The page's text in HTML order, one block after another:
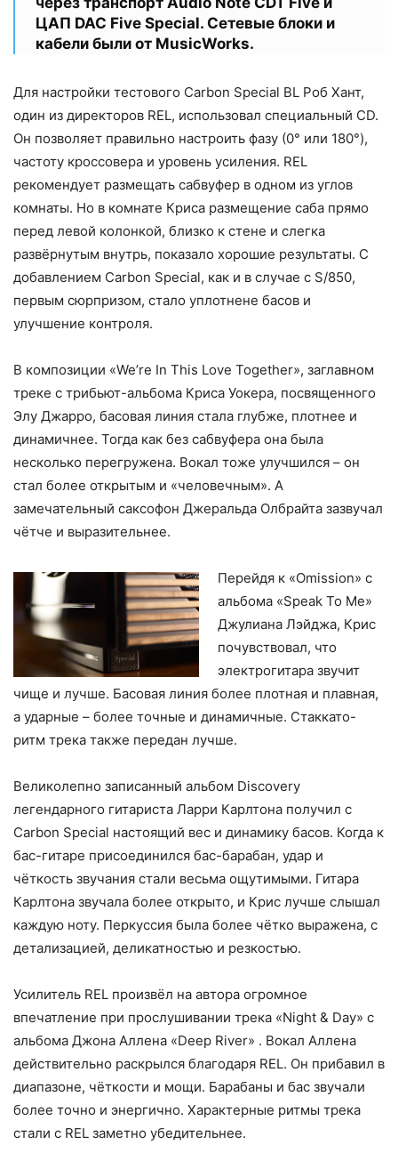
ЦАП DAC Five Special. Сетевые блоки и
кабели были от MusicWorks.
Для настройки тестового Carbon Special BL Роб Хант,
один из директоров REL, использовал специальный CD.
Он позволяет правильно настроить фазу (0° или 180°),
частоту кроссовера и уровень усиления. REL
рекомендует размещать сабвуфер в одном из углов
комнаты. Но в комнате Криса размещение саба прямо
перед левой колонкой, близко к стене и слегка
развёрнутым внутрь, показало хорошие результаты. С
добавлением Carbon Special, как и в случае с S/850,
первым сюрпризом, стало уплотнене басов и
улучшение контроля.
В композиции «We’re In This Love Together», заглавном
треке с трибьют-альбома Криса Уокера, посвященного
Элу Джарро, басовая линия стала глубже, плотнее и
динамичнее. Тогда как без сабвуфера она была
несколько перегружена. Вокал тоже улучшился – он
стал более открытым и «человечным». А
замечательный саксофон Джеральда Олбрайта зазвучал
чётче и выразительнее.
Перейдя к «Omission» с
альбома «Speak To Me»
Джулиана Лэйджа, Крис
почувствовал, что
электрогитара звучит
чище и лучше. Басовая линия более плотная и плавная,
а ударные – более точные и динамичные. Стаккато-
ритм трека также передан лучше.
Великолепно записанный альбом Discovery
легендарного гитариста Ларри Карлтона получил с
Carbon Special настоящий вес и динамику басов. Когда к
бас-гитаре присоединился бас-барабан, удар и
чёткость звучания стали весьма ощутимыми. Гитара
Карлтона звучала более открыто, и Крис лучше слышал
каждую ноту. Перкуссия была более чётко выражена, с
детализацией, деликатностью и резкостью.
Усилитель REL произвёл на автора огромное
впечатление при прослушивании трека «Night & Day» с
альбома Джона Аллена «Deep River» . Вокал Аллена
действительно раскрылся благодаря REL. Он прибавил в
диапазоне, чёткости и мощи. Барабаны и бас звучали
более точно и энергично. Характерные ритмы трека
стали с REL заметно убедительнее.